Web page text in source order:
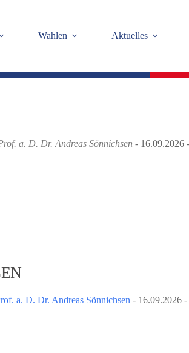
Wahlen Aktuelles
a. D. Dr. Andreas Sönnichsen - 16.09.2026
a. D. Dr. Andreas Sönnichsen - 16.09.2026